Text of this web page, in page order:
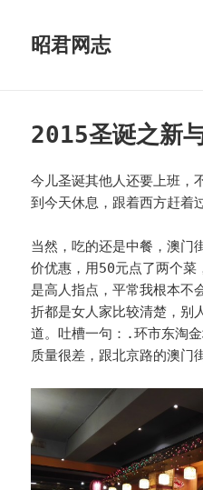
昭君网志
2015圣诞之新
今儿圣诞其他人还要上班，
到今天休息，跟着西方赶着
当然，吃的还是中餐，澳门
价优惠，用50元点了两个菜
是高人指点，平常我根本不
折都是女人家比较清楚，别
道。吐槽一句：.环市东淘
质量很差，跟北京路的澳门